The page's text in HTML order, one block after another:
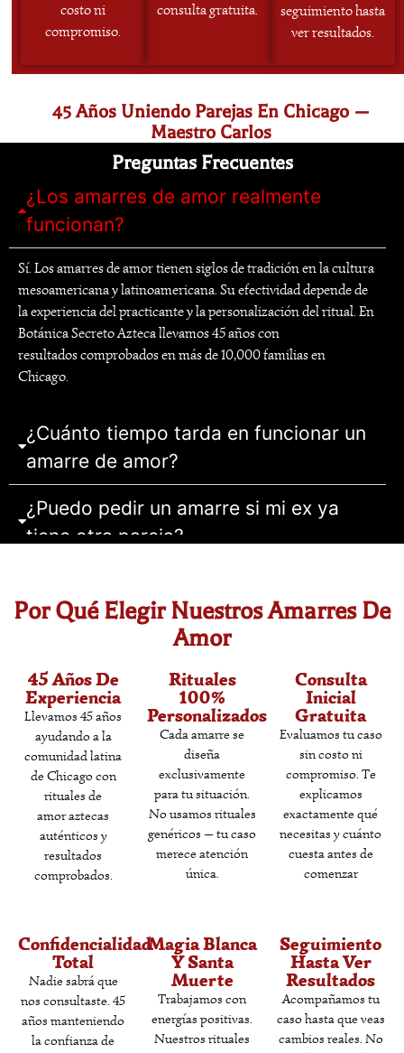
costo ni
compromiso.
consulta gratuita.
seguimiento hasta
ver resultados.
45 Años Uniendo Parejas En Chicago —
Maestro Carlos
Preguntas Frecuentes
¿Los amarres de amor realmente
funcionan?
Sí. Los amarres de amor tienen siglos de tradición en la cultura
mesoamericana y latinoamericana. Su efectividad depende de
la experiencia del practicante y la personalización del ritual. En
Botánica Secreto Azteca llevamos 45 años con
resultados comprobados en más de 10,000 familias en
Chicago.
¿Cuánto tiempo tarda en funcionar un
amarre de amor?
¿Puedo pedir un amarre si mi ex ya
tiene otra pareja?
estado o país?
Chicago?
¿Es peligroso hacer un amarre de
amor?
¿Qué necesito traer para la consulta?
¿Trabajan con magia negra?
¿Dónde están ubicados en Chicago?
¿Hacen amarres de amor por
WhatsApp o teléfono?
Por Qué Elegir Nuestros Amarres De
Amor
45 Años De
Experiencia
Llevamos 45 años
ayudando a la
comunidad latina
de Chicago con
rituales de
amor aztecas
auténticos y
resultados
comprobados.
Rituales
100%
Personalizados
Cada amarre se
diseña
exclusivamente
para tu situación.
No usamos rituales
genéricos — tu caso
merece atención
única.
Consulta
Inicial
Gratuita
Evaluamos tu caso
sin costo ni
compromiso. Te
explicamos
exactamente qué
necesitas y cuánto
cuesta antes de
comenzar
Confidencialidad
Total
Nadie sabrá que
nos consultaste. 45
años manteniendo
la confianza de
Magia Blanca
Y Santa
Muerte
Trabajamos con
energías positivas.
Nuestros rituales
Seguimiento
Hasta Ver
Resultados
Acompañamos tu
caso hasta que veas
cambios reales. No